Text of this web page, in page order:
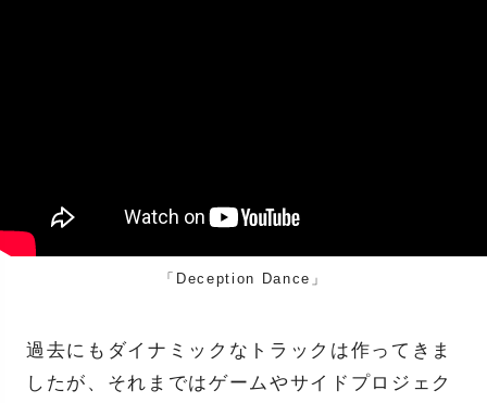
「Deception Dance」
過去にもダイナミックなトラックは作ってきま
したが、それまではゲームやサイドプロジェク